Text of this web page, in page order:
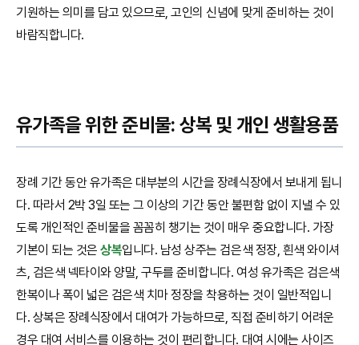
기원하는 의미를 담고 있으므로, 고인의 신념에 맞게 준비하는 것이
바람직합니다.
유가족을 위한 준비물: 상복 및 개인 생활용품
장례 기간 동안 유가족은 대부분의 시간을 장례식장에서 보내게 됩니
다. 따라서 2박 3일 또는 그 이상의 기간 동안 불편함 없이 지낼 수 있
도록 개인적인 준비물을 꼼꼼히 챙기는 것이 매우 중요합니다. 가장
기본이 되는 것은상복입니다. 남성 상주는 검은색 정장, 흰색 와이셔
츠, 검은색 넥타이와 양말, 구두를 준비합니다. 여성 유가족은 검은색
한복이나 폭이 넓은 검은색 치마 정장을 착용하는 것이 일반적입니
다. 상복은 장례식장에서 대여가 가능하므로, 직접 준비하기 어려운
경우 대여 서비스를 이용하는 것이 편리합니다. 대여 시에는 사이즈